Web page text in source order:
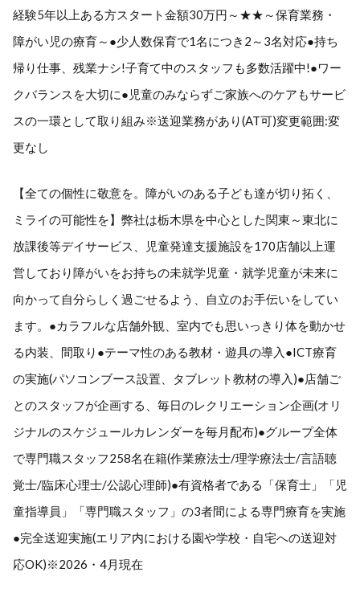
経験5年以上ある方スタート金額30万円～★★～保育業務・
障がい児の療育～●少人数保育で1名につき2～3名対応●持ち
帰り仕事、残業ナシ!子育て中のスタッフも多数活躍中!●ワー
クバランスを大切に●児童のみならずご家族へのケアもサービ
スの一環として取り組み※送迎業務があり(AT可)変更範囲:変
更なし
【全ての個性に敬意を。障がいのある子ども達が切り拓く、
ミライの可能性を】弊社は栃木県を中心とした関東～東北に
放課後等デイサービス、児童発達支援施設を170店舗以上運
営しており障がいをお持ちの未就学児童・就学児童が未来に
向かって自分らしく過ごせるよう、自立のお手伝いをしてい
ます。●カラフルな店舗外観、室内でも思いっきり体を動かせ
る内装、間取り●テーマ性のある教材・遊具の導入●ICT療育
の実施(パソコンブース設置、タブレット教材の導入)●店舗ご
とのスタッフが企画する、毎日のレクリエーション企画(オリ
ジナルのスケジュールカレンダーを毎月配布)●グループ全体
で専門職スタッフ258名在籍(作業療法士/理学療法士/言語聴
覚士/臨床心理士/公認心理師)●有資格者である「保育士」「児
童指導員」「専門職スタッフ」の3者間による専門療育を実施
●完全送迎実施(エリア内における園や学校・自宅への送迎対
応OK)※2026・4月現在